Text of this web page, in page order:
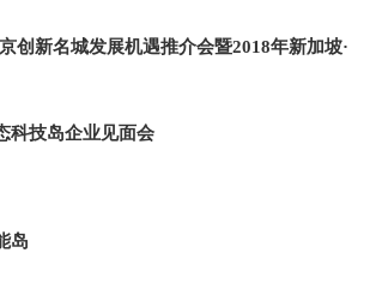
创新名城发展机遇推介会暨2018年新加坡·
科技岛企业见面会
岛